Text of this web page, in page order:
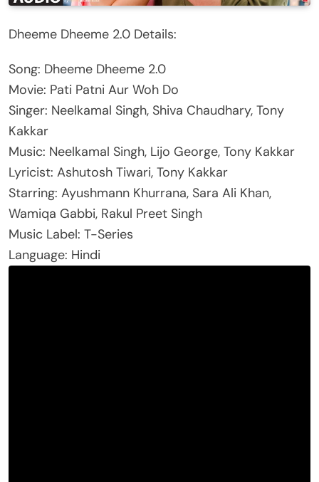
Dheeme Dheeme 2.0 Details:
Song: Dheeme Dheeme 2.0
Movie: Pati Patni Aur Woh Do
Singer: Neelkamal Singh, Shiva Chaudhary, Tony
Kakkar
Music: Neelkamal Singh, Lijo George, Tony Kakkar
Lyricist: Ashutosh Tiwari, Tony Kakkar
Starring: Ayushmann Khurrana, Sara Ali Khan,
Wamiqa Gabbi, Rakul Preet Singh
Music Label: T-Series
Language: Hindi